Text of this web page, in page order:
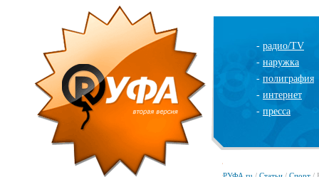
- радио/TV
- наружка
- полиграфия
- интернет
- пресса